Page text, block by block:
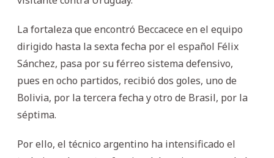
La fortaleza que encontró Beccacece en el equipo
dirigido hasta la sexta fecha por el español Félix
Sánchez, pasa por su férreo sistema defensivo,
pues en ocho partidos, recibió dos goles, uno de
Bolivia, por la tercera fecha y otro de Brasil, por la
séptima.
Por ello, el técnico argentino ha intensificado el